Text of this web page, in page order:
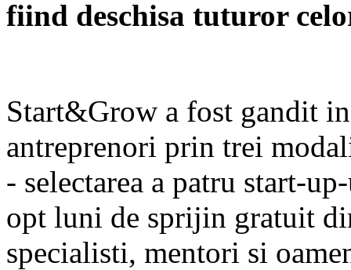
fiind deschisa tuturor
Start&Grow a fost gandit
antreprenori prin trei
- selectarea a patru start-
opt luni de sprijin gratuit
specialisti, mentori si